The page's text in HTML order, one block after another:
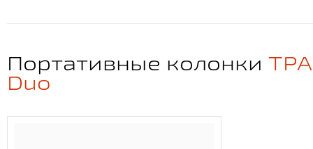
Портативные колонки
Duo